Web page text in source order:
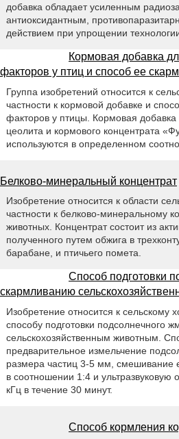
добавка обладает усиленным
антиоксидантным,
действием при упрощении
Кормовая добавка
факторов у птиц и способ ее
Группа изобретений относится к
частности к кормовой добавке и
факторов у птицы. Кормовая добавка
цеолита и кормового концентрата
используются в определенном
Белково-минеральный концентрат
Изобретение относится к области
частности к белково-минеральному
животных. Концентрат состоит из
полученного путем обжига в
барабане, и птичьего помета.
Способ подготовки
скармливанию
Изобретение относится к сельскому
способу подготовки подсолнечного
сельскохозяйственным животным.
предварительное измельчение
размера частиц 3-5 мм, смешивание
в соотношении 1:4 и ультразвуковую
кГц в течение 30 минут.
Способ кормления